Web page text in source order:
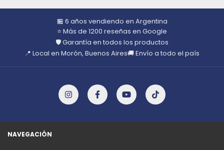
🏪 6 años vendiendo en Argentina
⭐ Más de 1200 reseñas en Google
🛡️ Garantía en todos los productos
📍 Local en Morón, Buenos Aires🚚 Envío a todo el país
NAVEGACIÓN